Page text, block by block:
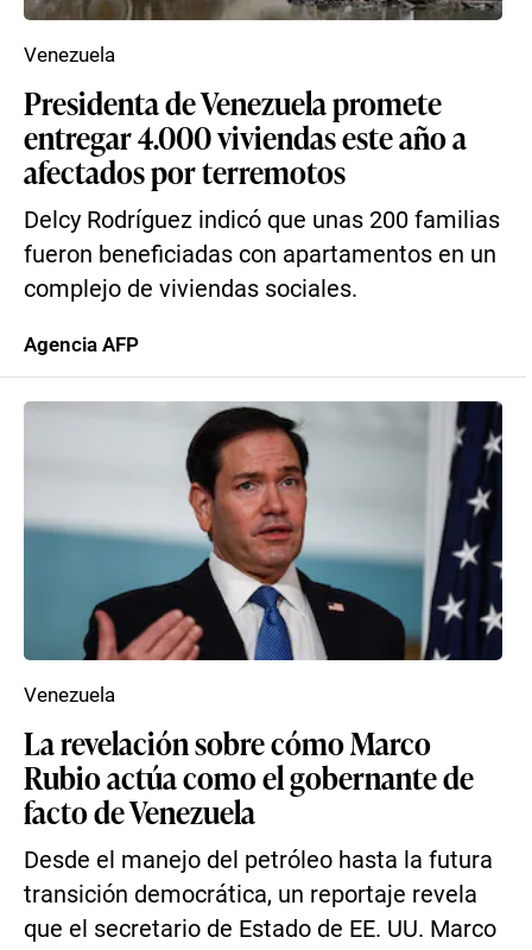
Presidenta de Venezuela promete
entregar 4.000 viviendas este año a
afectados por terremotos
Delcy Rodríguez indicó que unas 200 familias
fueron beneficiadas con apartamentos en un
complejo de viviendas sociales.
Venezuela
Agencia AFP
La revelación sobre cómo Marco
Rubio actúa como el gobernante de
facto de Venezuela
Desde el manejo del petróleo hasta la futura
transición democrática, un reportaje revela
que el secretario de Estado de EE. UU. Marco
Venezuela